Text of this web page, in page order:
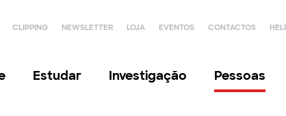
CLIPPING NEWSLETTER LOJA EVENTOS CONTACTOS
Estudar Investigação Pessoas